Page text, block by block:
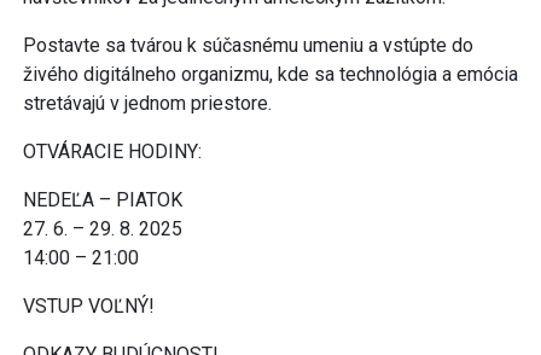
Postavte sa tvárou k súčasnému umeniu a vstúpte do
živého digitálneho organizmu, kde sa technológia a emócia
stretávajú v jednom priestore.
OTVÁRACIE HODINY:
NEDEĽA – PIATOK
27. 6. – 29. 8. 2025
14:00 – 21:00
VSTUP VOĽNÝ!